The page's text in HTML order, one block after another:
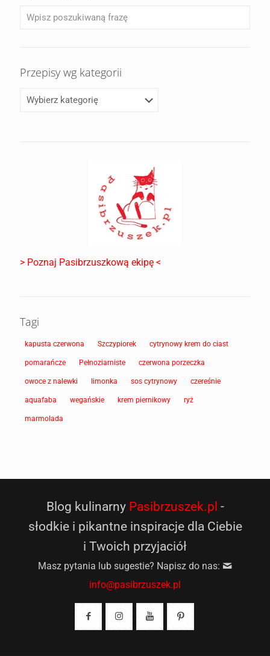
Przepisy wg kategorii
> Poznaj Pasibrzuszkową ekipę <
Tagi
kapusta czerwona Szczypiorek cytrynowy krem do ciast
pomarańcze Pełnoziarniste czerwona porzeczka
owoce z nalewki limonka sos cytrynowy czereśnie
aquafaba wegańskie krem piernikowy ryż
marmolada
Blog kulinarny Pasibrzuszek.pl -
słodkie i pikantne inspiracje dla Ciebie
i Twoich przyjaciół
Masz pytania lub sugestie? Napisz do nas:
info@pasibrzuszek.pl